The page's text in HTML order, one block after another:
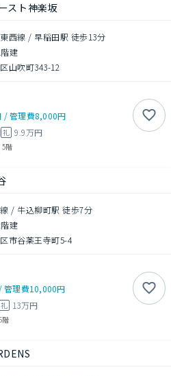
スト神楽坂
西線 / 早稲田駅 徒歩13分
建
山吹町343-12
/管理費8,000円
礼 9.9万円
5階
/ 牛込柳町駅 徒歩7分
建
市谷薬王寺町5-4
/管理費10,000円
礼 13万円
階